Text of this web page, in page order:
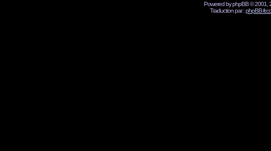
Powered by phpBB © 2001,
Traduction par :phpBB-